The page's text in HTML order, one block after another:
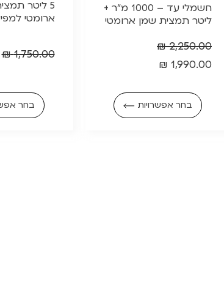
חשמלי עד – 1000 מ"ר +
ליטר תמצית שמן ארומטי
2,250.00
₪
1,990.00
₪
בחר אפשרויות
5 ליטר
ארומטי
1,750.00
₪
בחר